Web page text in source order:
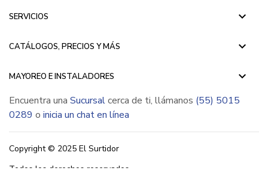
SERVICIOS keyboard_arrow_down
CATÁLOGOS, PRECIOS Y MÁS keyboard_arrow_down
MAYOREO E INSTALADORES keyboard_arrow_down
Encuentra una Sucursalcerca de ti, llámanos (55) 5015
0289 o inicia un chat en línea
Copyright © 2025 El Surtidor
Todos los derechos reservados.